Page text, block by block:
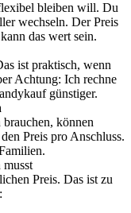
bleiben will. Du
wechseln. Der Preis
das wert sein.
ist praktisch, wenn
Achtung: Ich rechne
günstiger.
können
Preis pro Anschluss.
Preis. Das ist zu